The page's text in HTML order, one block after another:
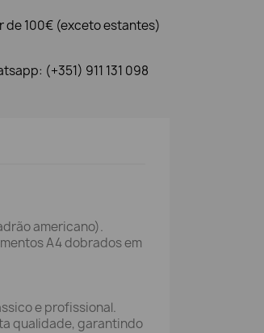
100€ (exceto estantes)
(+351) 911 131 098
americano).
A4 dobrados em
e profissional.
qualidade, garantindo